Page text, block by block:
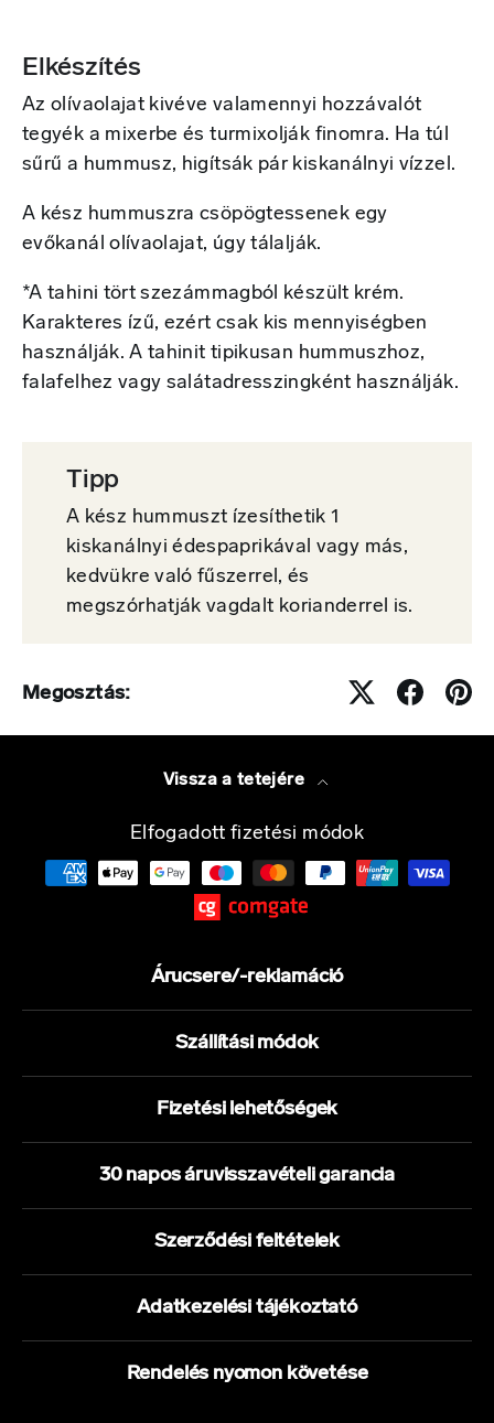
Elkészítés
Az olívaolajat kivéve valamennyi hozzávalót
tegyék a mixerbe és turmixolják finomra. Ha túl
sűrű a hummusz, higítsák pár kiskanálnyi vízzel.
A kész hummuszra csöpögtessenek egy
evőkanál olívaolajat, úgy tálalják.
*A tahini tört szezámmagból készült krém.
Karakteres ízű, ezért csak kis mennyiségben
használják. A tahinit tipikusan hummuszhoz,
falafelhez vagy salátadresszingként használják.
Tipp
A kész hummuszt ízesíthetik 1
kiskanálnyi édespaprikával vagy más,
kedvükre való fűszerrel, és
megszórhatják vagdalt korianderrel is.
Megosztás:
Vissza a tetejére
Elfogadott fizetési módok
Árucsere/-reklamáció
Szállítási módok
Fizetési lehetőségek
30 napos áruvisszavételi garancia
Szerződési feltételek
Adatkezelési tájékoztató
Rendelés nyomon követése